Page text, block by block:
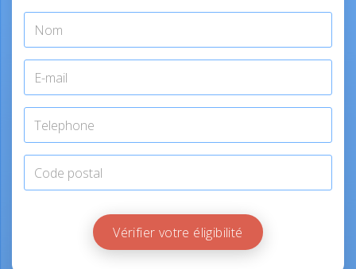
Vérifier votre éligibilité